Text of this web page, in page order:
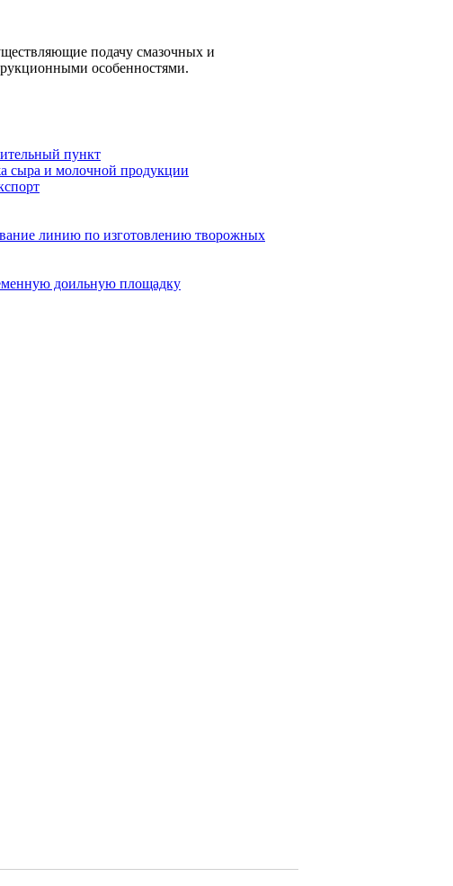
подачу смазочных и
особенностями.
пункт
сыра и молочной продукции
линию по изготовлению творожных
доильную площадку